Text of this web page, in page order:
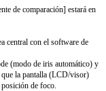
de comparación] estará en
central con el software de
(modo de iris automático) y
la pantalla (LCD/visor)
posición de foco.